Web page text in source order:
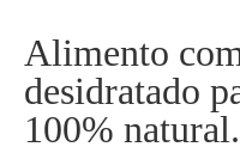
Alimento
desidratado
100% natural.